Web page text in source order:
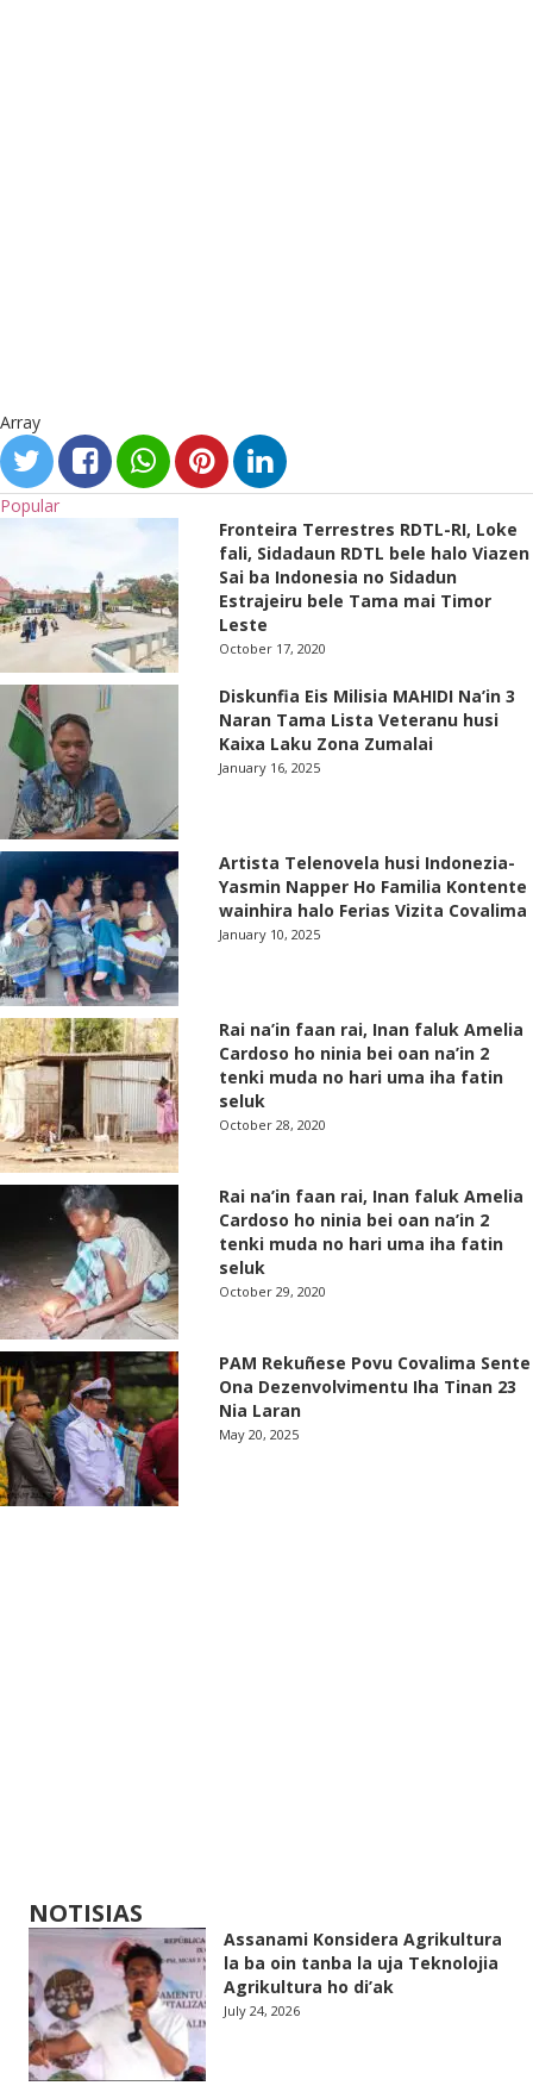
Array
Popular
Fronteira Terrestres RDTL-RI, Loke
fali, Sidadaun RDTL bele halo Viazen
Sai ba Indonesia no Sidadun
Estrajeiru bele Tama mai Timor
Leste
October 17, 2020
Diskunfia Eis Milisia MAHIDI Na’in 3
Naran Tama Lista Veteranu husi
Kaixa Laku Zona Zumalai
January 16, 2025
Artista Telenovela husi Indonezia-
Yasmin Napper Ho Familia Kontente
wainhira halo Ferias Vizita Covalima
January 10, 2025
Rai na’in faan rai, Inan faluk Amelia
Cardoso ho ninia bei oan na’in 2
tenki muda no hari uma iha fatin
seluk
October 28, 2020
Rai na’in faan rai, Inan faluk Amelia
Cardoso ho ninia bei oan na’in 2
tenki muda no hari uma iha fatin
seluk
October 29, 2020
PAM Rekuñese Povu Covalima Sente
Ona Dezenvolvimentu Iha Tinan 23
Nia Laran
May 20, 2025
NOTISIAS
Assanami Konsidera Agrikultura
la ba oin tanba la uja Teknolojia
Agrikultura ho di’ak
July 24, 2026